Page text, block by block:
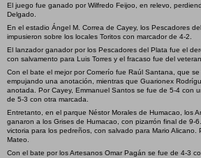
El juego fue ganado por Wilfredo Feijoo, en relevo,
Delgado.
En el estadio Ángel M. Correa de Cayey, los Pescadores
impusieron sobre los locales Toritos con marcador de 4-2.
El lanzador ganador por los Pescadores del Plata fue el
con salvamento para Luis Torres y el fracaso fue del
Con el bate el mejor por Comerío fue Raúl Santana, que
empujando una anotación, mientras que Guarionex
anotada. Por Cayey, Emmanuel Santos se fue de 5-4 con
de 5-3 con otra marcada.
Entretanto, en el parque Néstor Morales de Humacao, los
ganaron a los Grises de Humacao, con pizarrón final de 9-
victoria para los pedreños, con salvado para Mario Alicano.
Mateo.
Con el bate por los Artesanos Omar Pagán se fue de 4-3